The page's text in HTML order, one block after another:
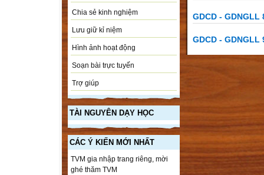
Chia sẻ kinh nghiệm
Lưu giữ kỉ niệm
Hình ảnh hoạt động
Soạn bài trực tuyến
Trợ giúp
TÀI NGUYÊN DẠY HỌC
CÁC Ý KIẾN MỚI NHẤT
TVM gia nhập trang riêng, mời
ghé thăm TVM
GDCD - GDNGLL
GDCD - GDNGLL